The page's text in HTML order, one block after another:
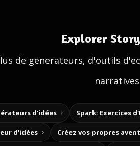
Explorer
de generateurs, d'outils
d'idées Spark: Exercices
d'idées